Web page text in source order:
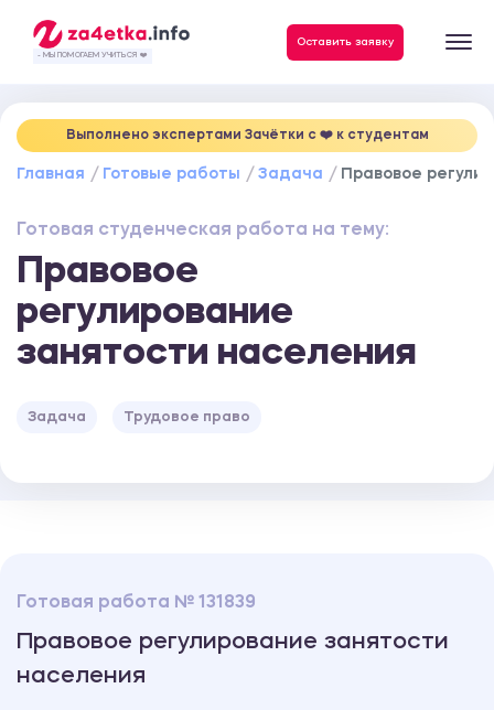
- МЫ ПОМОГАЕМ УЧИТЬСЯ ❤️
Оставить заявку
Выполнено экспертами Зачётки c ❤️ к студентам
Главная Готовые работы Задача Правовое
Готовая студенческая работа на тему:
Правовое
регулирование
занятости населения
Задача Трудовое право
Готовая работа № 131839
Правовое регулирование занятости
населения